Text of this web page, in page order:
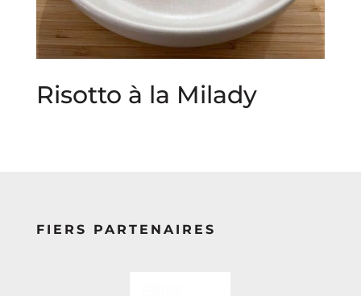
Risotto à la Milady
FIERS PARTENAIRES